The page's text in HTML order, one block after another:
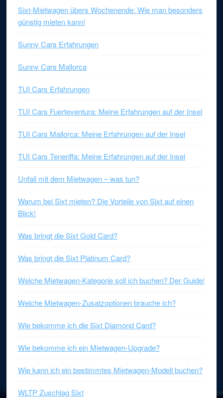
Sixt-Mietwagen übers Wochenende: Wie man besonders
günstig mieten kann!
Sunny Cars Erfahrungen
Sunny Cars Mallorca
TUI Cars Erfahrungen
TUI Cars Fuerteventura: Meine Erfahrungen auf der Insel
TUI Cars Mallorca: Meine Erfahrungen auf der Insel
TUI Cars Teneriffa: Meine Erfahrungen auf der Insel
Unfall mit dem Mietwagen – was tun?
Warum bei Sixt mieten? Die Vorteile von Sixt auf einen
Blick!
Was bringt die Sixt Gold Card?
Was bringt die Sixt Platinum Card?
Welche Mietwagen-Kategorie soll ich buchen? Der Guide!
Welche Mietwagen-Zusatzoptionen brauche ich?
Wie bekomme ich die Sixt Diamond Card?
Wie bekomme ich ein Mietwagen-Upgrade?
Wie kann ich ein bestimmtes Mietwagen-Modell buchen?
WLTP Zuschlag Sixt